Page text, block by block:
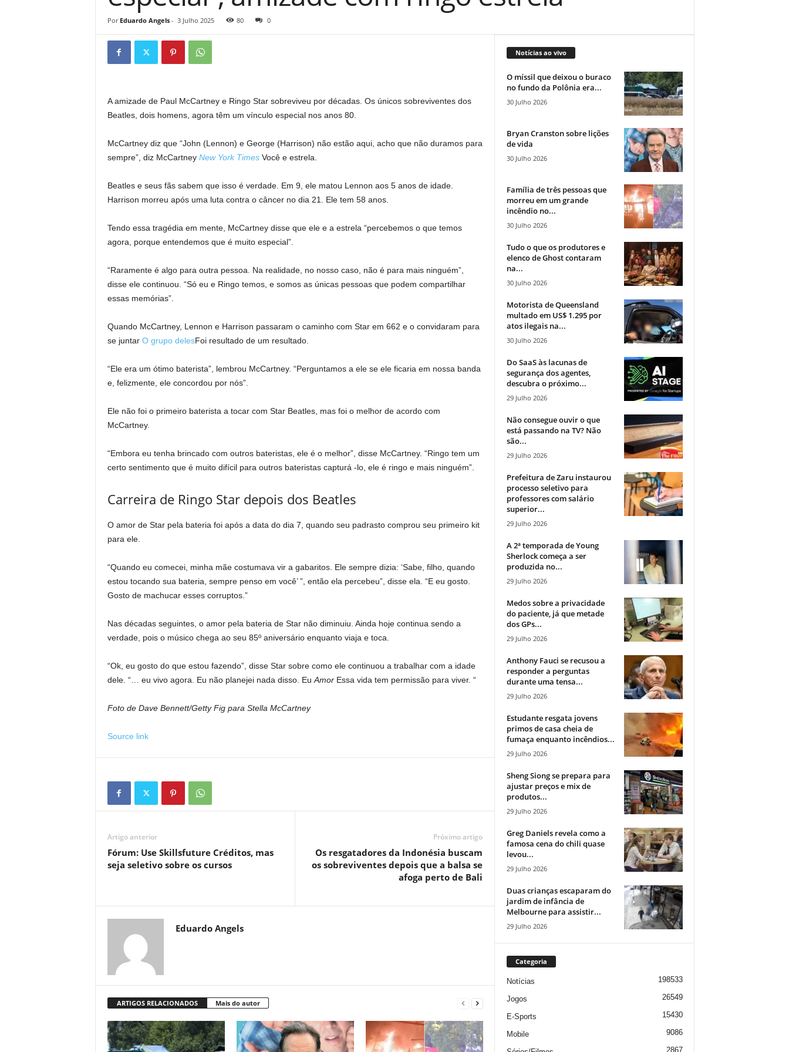
Por Eduardo Angels- 3 Julho 2025 80 0
A amizade de Paul McCartney e Ringo Star sobreviveu por décadas. Os únicos sobreviventes dos
Beatles, dois homens, agora têm um vínculo especial nos anos 80.
McCartney diz que “John (Lennon) e George (Harrison) não estão aqui, acho que não duramos para
sempre”, diz McCartney New York TimesVocê e estrela.
Beatles e seus fãs sabem que isso é verdade. Em 9, ele matou Lennon aos 5 anos de idade.
Harrison morreu após uma luta contra o câncer no dia 21. Ele tem 58 anos.
Tendo essa tragédia em mente, McCartney disse que ele e a estrela “percebemos o que temos
agora, porque entendemos que é muito especial”.
“Raramente é algo para outra pessoa. Na realidade, no nosso caso, não é para mais ninguém”,
disse ele continuou. “Só eu e Ringo temos, e somos as únicas pessoas que podem compartilhar
essas memórias”.
Quando McCartney, Lennon e Harrison passaram o caminho com Star em 662 e o convidaram para
se juntar O grupo delesFoi resultado de um resultado.
“Ele era um ótimo baterista”, lembrou McCartney. “Perguntamos a ele se ele ficaria em nossa banda
e, felizmente, ele concordou por nós”.
Ele não foi o primeiro baterista a tocar com Star Beatles, mas foi o melhor de acordo com
McCartney.
“Embora eu tenha brincado com outros bateristas, ele é o melhor”, disse McCartney. “Ringo tem um
certo sentimento que é muito difícil para outros bateristas capturá -lo, ele é ringo e mais ninguém”.
Carreira de Ringo Star depois dos Beatles
O amor de Star pela bateria foi após a data do dia 7, quando seu padrasto comprou seu primeiro kit
para ele.
“Quando eu comecei, minha mãe costumava vir a gabaritos. Ele sempre dizia: ‘Sabe, filho, quando
estou tocando sua bateria, sempre penso em você’ ”, então ela percebeu”, disse ela. “E eu gosto.
Gosto de machucar esses corruptos.”
Nas décadas seguintes, o amor pela bateria de Star não diminuiu. Ainda hoje continua sendo a
verdade, pois o músico chega ao seu 85º aniversário enquanto viaja e toca.
“Ok, eu gosto do que estou fazendo”, disse Star sobre como ele continuou a trabalhar com a idade
dele. “… eu vivo agora. Eu não planejei nada disso. Eu AmorEssa vida tem permissão para viver. “
Foto de Dave Bennett/Getty Fig para Stella McCartney
Source link
Artigo anterior
Fórum: Use Skillsfuture Créditos, mas
seja seletivo sobre os cursos
Próximo artigo
Os resgatadores da Indonésia buscam
os sobreviventes depois que a balsa se
afoga perto de Bali
Eduardo Angels
ARTIGOS RELACIONADOS Mais do autor
Notícias ao vivo
O míssil que deixou o buraco
no fundo da Polônia era...
30 Julho 2026
Bryan Cranston sobre lições
de vida
30 Julho 2026
Família de três pessoas que
morreu em um grande
incêndio no...
30 Julho 2026
Tudo o que os produtores e
elenco de Ghost contaram
na...
30 Julho 2026
Motorista de Queensland
multado em US$ 1.295 por
atos ilegais na...
30 Julho 2026
Do SaaS às lacunas de
segurança dos agentes,
descubra o próximo...
29 Julho 2026
Não consegue ouvir o que
está passando na TV? Não
são...
29 Julho 2026
Prefeitura de Zaru instaurou
processo seletivo para
professores com salário
superior...
29 Julho 2026
A 2ª temporada de Young
Sherlock começa a ser
produzida no...
29 Julho 2026
Medos sobre a privacidade
do paciente, já que metade
dos GPs...
29 Julho 2026
Anthony Fauci se recusou a
responder a perguntas
durante uma tensa...
29 Julho 2026
Estudante resgata jovens
primos de casa cheia de
fumaça enquanto incêndios...
29 Julho 2026
Sheng Siong se prepara para
ajustar preços e mix de
produtos...
29 Julho 2026
Greg Daniels revela como a
famosa cena do chili quase
levou...
29 Julho 2026
Duas crianças escaparam do
jardim de infância de
Melbourne para assistir...
29 Julho 2026
Categoria
Notícias 198533
Jogos 26549
E-Sports 15430
Mobile 9086
2867